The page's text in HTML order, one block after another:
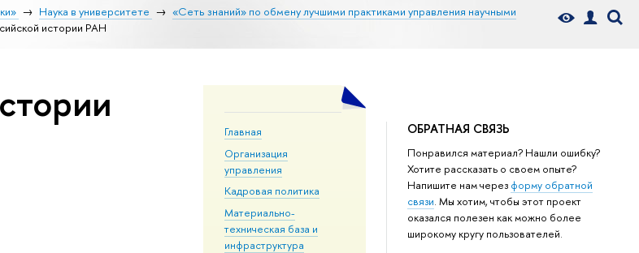
Наука в университете
«Сеть знаний» по обмену лучшими практиками управления научными
истории РАН
Главная
Организация
управления
Кадровая политика
Материально-
техническая база и
инфраструктура
ОБРАТНАЯ СВЯЗЬ
Понравился материал? Нашли ошибку?
Хотите рассказать о своем опыте?
Напишите нам через форму обратной
связи. Мы хотим, чтобы этот проект
оказался полезен как можно более
широкому кругу пользователей.